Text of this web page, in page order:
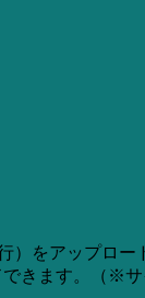
）をアップロ
きます。（※サ